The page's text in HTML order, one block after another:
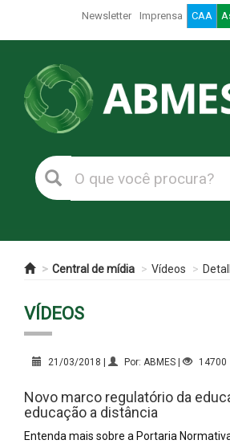
Newsletter Imprensa CAA
Central de mídia Vídeos
VÍDEOS
21/03/2018 | Por: ABMES | 14700
Novo marco regulatório da
educação a distância
Entenda mais sobre a Portaria